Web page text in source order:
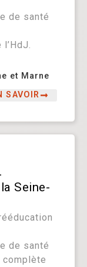
de santé
et Marne
SAVOIR
Seine-
de santé